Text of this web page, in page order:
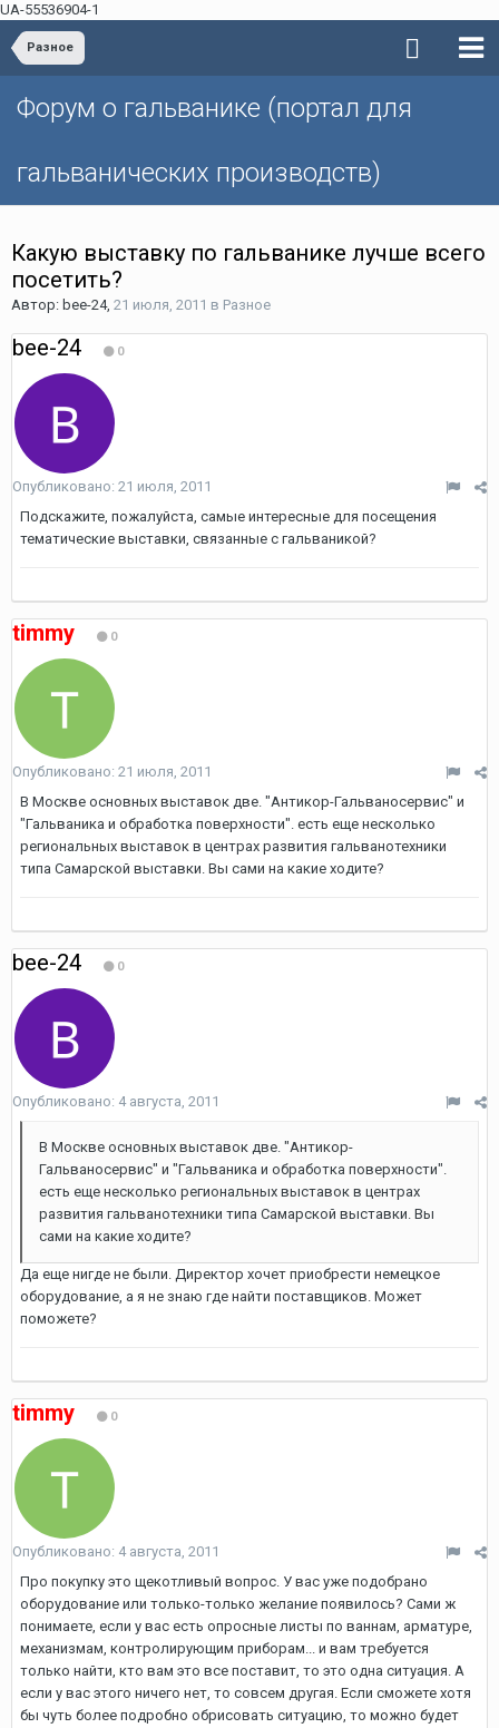
UA-55536904-1
Разное
Форум о гальванике (портал для
гальванических производств)
Какую выставку по гальванике лучше всего
посетить?
Автор: bee-24, 21 июля, 2011 в Разное
bee-24 0
Опубликовано: 21 июля, 2011
Подскажите, пожалуйста, самые интересные для посещения
тематические выставки, связанные с гальваникой?
timmy 0
Опубликовано: 21 июля, 2011
В Москве основных выставок две. "Антикор-Гальваносервис" и
"Гальваника и обработка поверхности". есть еще несколько
региональных выставок в центрах развития гальванотехники
типа Самарской выставки. Вы сами на какие ходите?
bee-24 0
Опубликовано: 4 августа, 2011
В Москве основных выставок две. "Антикор-
Гальваносервис" и "Гальваника и обработка поверхности".
есть еще несколько региональных выставок в центрах
развития гальванотехники типа Самарской выставки. Вы
сами на какие ходите?
Да еще нигде не были. Директор хочет приобрести немецкое
оборудование, а я не знаю где найти поставщиков. Может
поможете?
timmy 0
Опубликовано: 4 августа, 2011
Про покупку это щекотливый вопрос. У вас уже подобрано
оборудование или только-только желание появилось? Сами ж
понимаете, если у вас есть опросные листы по ваннам, арматуре,
механизмам, контролирующим приборам... и вам требуется
только найти, кто вам это все поставит, то это одна ситуация. А
если у вас этого ничего нет, то совсем другая. Если сможете хотя
бы чуть более подробно обрисовать ситуацию, то можно будет